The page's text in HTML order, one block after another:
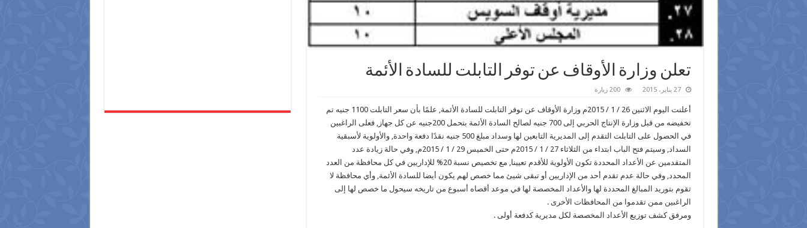
تعلن وزارة الأوقاف عن توفر التابلت للسادة الأئمة
27 يناير، 2015 200 زيارة
أعلنت اليوم الاثنين 26 / 1 / 2015م وزارة الأوقاف عن توفر التابلت للسادة الأئمة, علمًا بأن سعر التابلت 1100 جنيه تم
تخفيضه من قبل وزارة الإنتاج الحربي إلى 700 جنيه لصالح السادة الأئمة بتحمل 200جنيه عن كل جهاز, فعلى الراغبين
في الحصول على التابلت التقدم إلى المديرية التابعين لها وسداد مبلغ 500 جنيه نقدًا دفعة واحدة, والأولوية لأسبقية
السداد, وسيتم فتح الباب ابتداء من الثلاثاء 27 / 1 / 2015م حتى الخميس 29 / 1 / 2015م, وفي حالة زيادة عدد
المتقدمين عن الأعداد المحددة تكون الأولوية للأقدم تعيينا, مع تخصيص نسبة 20% للإداريين في كل محافظة من العدد
المحدد, وفي حالة عدم تقدم أحد من الإداريين أو تبقى شيئ مما خصص لهم يكون أيضا للسادة الأئمة, وأي محافظة لا
تقوم بتوريد المبالغ المحددة لها والأعداد المخصصة لها في موعد أقصاه أسبوع من تاريخه سيحول ما خصص لها إلى
الراغبين ممن تقدموا من المحافظات الأخرى .
ومرفق كشف توزيع الأعداد المخصصة لكل مديرية كدفعة أولى .